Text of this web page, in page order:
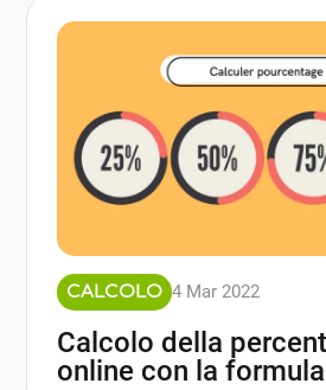
CALCOLO 4 Mar 2022
Calcolo della
online con la formula